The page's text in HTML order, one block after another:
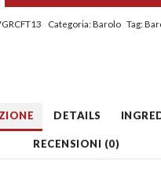
Categoria: Barolo Tag:
DETAILS
RECENSIONI (0)